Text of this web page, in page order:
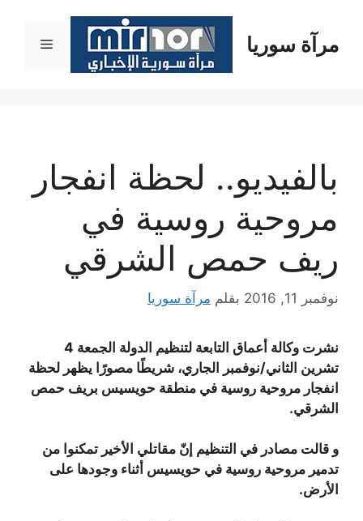
المحتوىمرآة سوريا القائمة
بالفيديو.. لحظة انفجار
مروحية روسية في
ريف حمص الشرقي
نوفمبر 11, 2016 بقلم مرآة سوريا
نشرت وكالة أعماق التابعة لتنظيم الدولة الجمعة 4
تشرين الثاني/نوفمبر الجاري، شريطًا مصورًا يظهر لحظة
انفجار مروحية روسية في منطقة حويسيس بريف حمص
الشرقي.
و قالت مصادر في التنظيم إنّ مقاتلي الأخير تمكنوا من
تدمير مروحية روسية في حويسيس أثناء وجودها على
الأرض.